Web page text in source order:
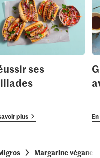
ses
plus
Margarine végane